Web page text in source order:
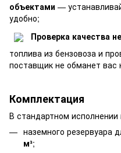
объектами —
удобно;
Проверка качества
топлива из бензовоза и
поставщик не обманет
Комплектация
В стандартном
наземного резервуара
м³;